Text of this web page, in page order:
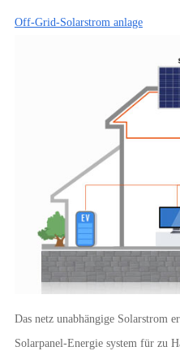
Off-Grid-Solarstrom anlage
Das netz unabhängige Solarstrom
Solarpanel-Energie system für zu